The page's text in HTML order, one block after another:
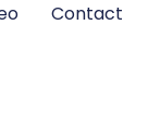
Contact